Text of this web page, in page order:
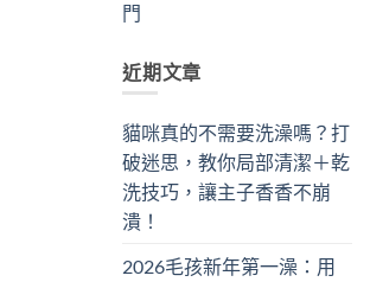
門
近期文章
貓咪真的不需要洗澡嗎？打
破迷思，教你局部清潔＋乾
洗技巧，讓主子香香不崩
潰！
2026毛孩新年第一澡：用